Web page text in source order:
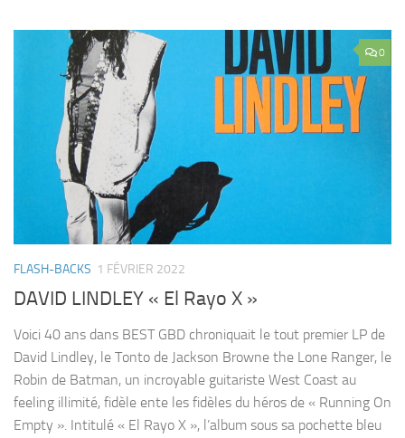
0
FLASH-BACKS 1 FÉVRIER 2022
DAVID LINDLEY « El Rayo X »
Voici 40 ans dans BEST GBD chroniquait le tout premier LP de
David Lindley, le Tonto de Jackson Browne the Lone Ranger, le
Robin de Batman, un incroyable guitariste West Coast au
feeling illimité, fidèle ente les fidèles du héros de « Running On
Empty ». Intitulé « El Rayo X », l’album sous sa pochette bleu